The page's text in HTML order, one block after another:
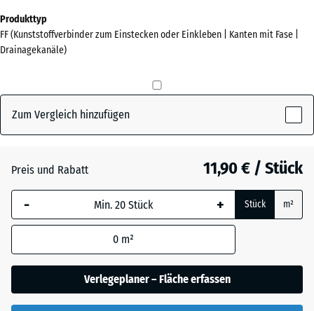
Farben?
Farbpalette
(active)
Grasgrün - 1,80 €
Produkttyp
FF (Kunststoffverbinder zum Einstecken oder Einkleben | Kanten mit Fase |
Drainagekanäle)
Zum Vergleich hinzufügen
Preis und Rabatt 11,90 € / Stück
- + Stück m²
0 m²
Verlegeplaner – Fläche erfassen